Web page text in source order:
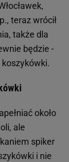
teraz wrócił
także dla
będzie -
około
ale
spiker
i nie